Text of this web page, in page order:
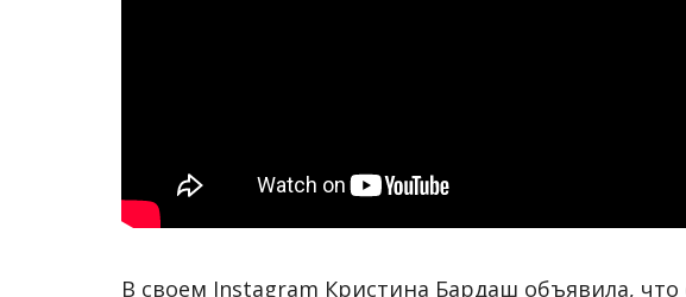
В своем Instagram Кристина Бардаш объявила,